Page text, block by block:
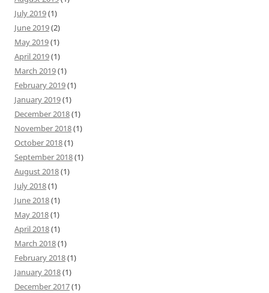
July 2019(1)
June 2019(2)
May 2019(1)
April 2019(1)
March 2019(1)
February 2019(1)
January 2019(1)
December 2018(1)
November 2018(1)
October 2018(1)
September 2018(1)
August 2018(1)
July 2018(1)
June 2018(1)
May 2018(1)
April 2018(1)
March 2018(1)
February 2018(1)
January 2018(1)
December 2017(1)